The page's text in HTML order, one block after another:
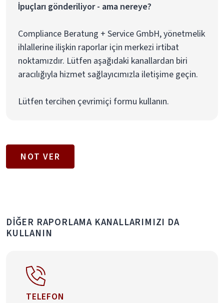
İpuçları gönderiliyor - ama nereye?
Compliance Beratung + Service GmbH, yönetmelik
ihlallerine ilişkin raporlar için merkezi irtibat
noktamızdır. Lütfen aşağıdaki kanallardan biri
aracılığıyla hizmet sağlayıcımızla iletişime geçin.
Lütfen tercihen çevrimiçi formu kullanın.
NOT VER
DIĞER RAPORLAMA KANALLARIMIZI DA
KULLANIN
TELEFON